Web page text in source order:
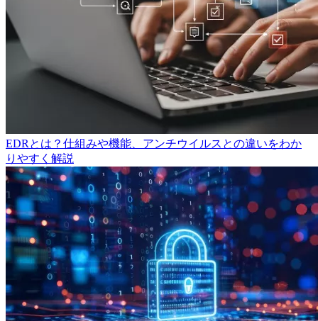
EDRとは？仕組みや機能、アンチウイルスとの違いをわか
りやすく解説